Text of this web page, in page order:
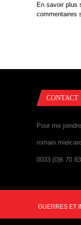
En savoir plus
commentaires
CONTACT
Pour me
0033 (0)6 70
GUERRES ET